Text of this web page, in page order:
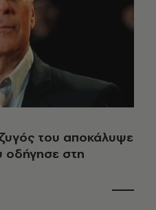
του αποκάλυψε
οδήγησε στη